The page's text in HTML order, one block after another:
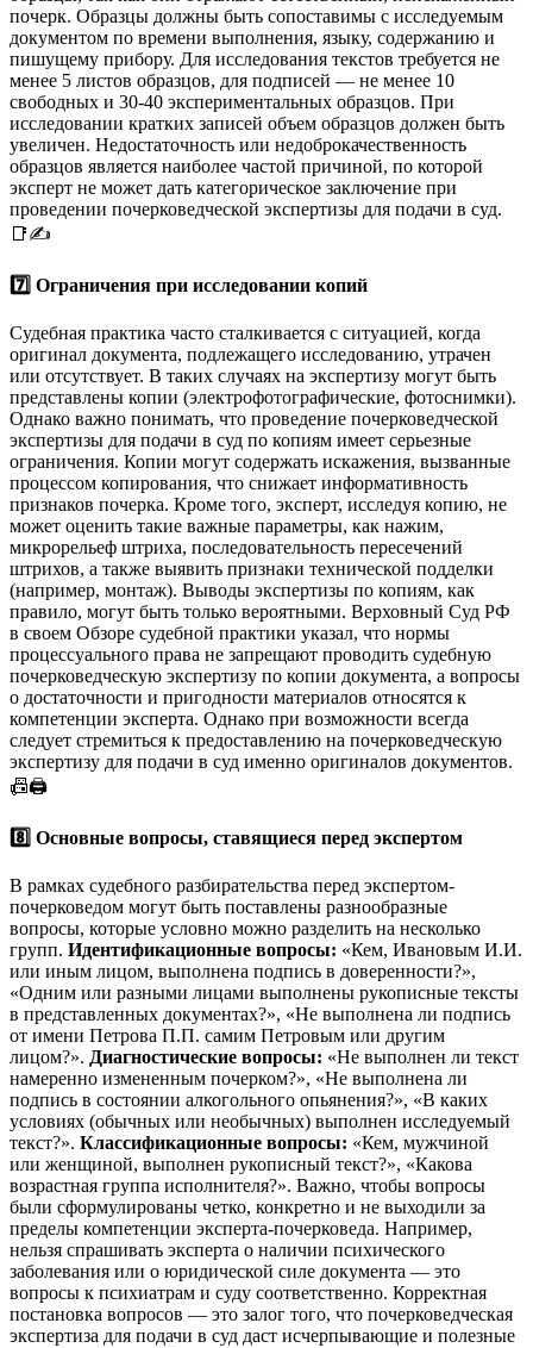
почерк. Образцы должны быть сопоставимы с исследуемым
документом по времени выполнения, языку, содержанию и
пишущему прибору. Для исследования текстов требуется не
менее 5 листов образцов, для подписей — не менее 10
свободных и 30-40 экспериментальных образцов. При
исследовании кратких записей объем образцов должен быть
увеличен. Недостаточность или недоброкачественность
образцов является наиболее частой причиной, по которой
эксперт не может дать категорическое заключение при
проведении почерковедческой экспертизы для подачи в суд.
📑✍️
7️⃣ Ограничения при исследовании копий
Судебная практика часто сталкивается с ситуацией, когда
оригинал документа, подлежащего исследованию, утрачен
или отсутствует. В таких случаях на экспертизу могут быть
представлены копии (электрофотографические, фотоснимки).
Однако важно понимать, что проведение почерковедческой
экспертизы для подачи в суд по копиям имеет серьезные
ограничения. Копии могут содержать искажения, вызванные
процессом копирования, что снижает информативность
признаков почерка. Кроме того, эксперт, исследуя копию, не
может оценить такие важные параметры, как нажим,
микрорельеф штриха, последовательность пересечений
штрихов, а также выявить признаки технической подделки
(например, монтаж). Выводы экспертизы по копиям, как
правило, могут быть только вероятными. Верховный Суд РФ
в своем Обзоре судебной практики указал, что нормы
процессуального права не запрещают проводить судебную
почерковедческую экспертизу по копии документа, а вопросы
о достаточности и пригодности материалов относятся к
компетенции эксперта. Однако при возможности всегда
следует стремиться к предоставлению на почерковедческую
экспертизу для подачи в суд именно оригиналов документов.
📠🖨️
8️⃣ Основные вопросы, ставящиеся перед экспертом
В рамках судебного разбирательства перед экспертом-
почерковедом могут быть поставлены разнообразные
вопросы, которые условно можно разделить на несколько
групп. Идентификационные вопросы: «Кем, Ивановым И.И.
или иным лицом, выполнена подпись в доверенности?»,
«Одним или разными лицами выполнены рукописные тексты
в представленных документах?», «Не выполнена ли подпись
от имени Петрова П.П. самим Петровым или другим
лицом?». Диагностические вопросы: «Не выполнен ли текст
намеренно измененным почерком?», «Не выполнена ли
подпись в состоянии алкогольного опьянения?», «В каких
условиях (обычных или необычных) выполнен исследуемый
текст?». Классификационные вопросы: «Кем, мужчиной
или женщиной, выполнен рукописный текст?», «Какова
возрастная группа исполнителя?». Важно, чтобы вопросы
были сформулированы четко, конкретно и не выходили за
пределы компетенции эксперта-почерковеда. Например,
нельзя спрашивать эксперта о наличии психического
заболевания или о юридической силе документа — это
вопросы к психиатрам и суду соответственно. Корректная
постановка вопросов — это залог того, что почерковедческая
экспертиза для подачи в суд даст исчерпывающие и полезные